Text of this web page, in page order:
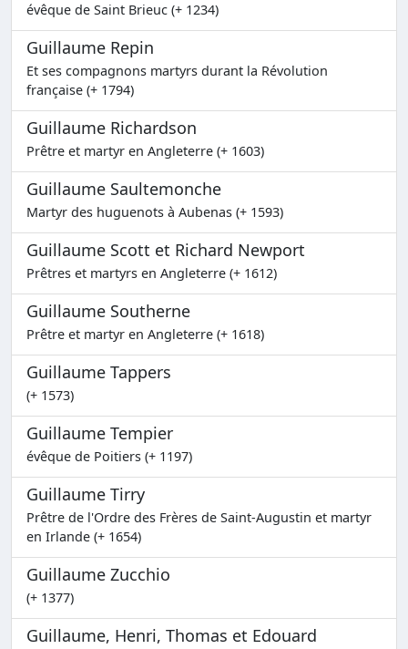
évêque de Saint Brieuc (+ 1234)
Guillaume Repin
Et ses compagnons martyrs durant la Révolution
française (+ 1794)
Guillaume Richardson
Prêtre et martyr en Angleterre (+ 1603)
Guillaume Saultemonche
Martyr des huguenots à Aubenas (+ 1593)
Guillaume Scott et Richard Newport
Prêtres et martyrs en Angleterre (+ 1612)
Guillaume Southerne
Prêtre et martyr en Angleterre (+ 1618)
Guillaume Tappers
(+ 1573)
Guillaume Tempier
évêque de Poitiers (+ 1197)
Guillaume Tirry
Prêtre de l'Ordre des Frères de Saint-Augustin et martyr
en Irlande (+ 1654)
Guillaume Zucchio
(+ 1377)
Guillaume, Henri, Thomas et Edouard